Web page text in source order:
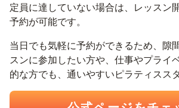
定員に達していない場合は、レッスン
予約が可能です。
当日でも気軽に予約ができるため、隙
スンに参加したい方や、仕事やプライ
的な方でも、通いやすいピラティスス